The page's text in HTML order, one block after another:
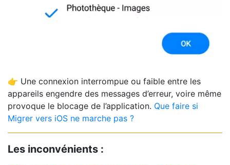
👉 Une connexion interrompue ou faible entre les
appareils engendre des messages d’erreur, voire même
provoque le blocage de l’application. Que faire si
Migrer vers iOS ne marche pas ?
Les inconvénients :